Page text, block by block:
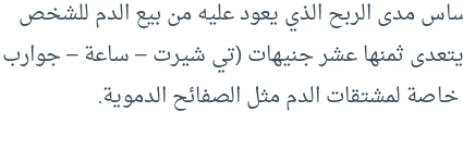
مدى الربح الذي يعود عليه من بيع الدم للشخص
يتعدى ثمنها عشر جنيهات (تي شيرت – ساعة – جوارب